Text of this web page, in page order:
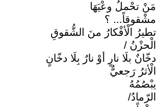
مَنْ تحْملُ وعْيَهَا
مشْقوقاً... ؟
تطيرُ الْأفْكارُ منَ الشُّقوقِ
الْحزْنُ /
دخّانٌ بلَا نارٍ أوْ نارٌ بِلَا دخّانٍ
الْأثرُ رَجعيٌّ
يبْصُمُهُ
الرّمادُ/